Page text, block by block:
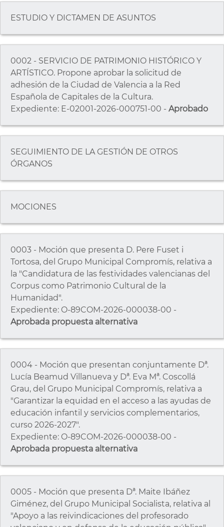
ESTUDIO Y DICTAMEN DE ASUNTOS
0002 - SERVICIO DE PATRIMONIO HISTÓRICO Y
ARTÍSTICO. Propone aprobar la solicitud de
adhesión de la Ciudad de Valencia a la Red
Española de Capitales de la Cultura.
Expediente: E-02001-2026-000751-00 - Aprobado
SEGUIMIENTO DE LA GESTIÓN DE OTROS
ÓRGANOS
MOCIONES
0003 - Moción que presenta D. Pere Fuset i
Tortosa, del Grupo Municipal Compromís, relativa a
la "Candidatura de las festividades valencianas del
Corpus como Patrimonio Cultural de la
Humanidad".
Expediente: O-89COM-2026-000038-00 -
Aprobada propuesta alternativa
0004 - Moción que presentan conjuntamente Dª.
Lucía Beamud Villanueva y Dª. Eva Mª. Coscollá
Grau, del Grupo Municipal Compromís, relativa a
"Garantizar la equidad en el acceso a las ayudas de
educación infantil y servicios complementarios,
curso 2026-2027".
Expediente: O-89COM-2026-000038-00 -
Aprobada propuesta alternativa
0005 - Moción que presenta Dª. Maite Ibáñez
Giménez, del Grupo Municipal Socialista, relativa al
"Apoyo a las reivindicaciones del profesorado